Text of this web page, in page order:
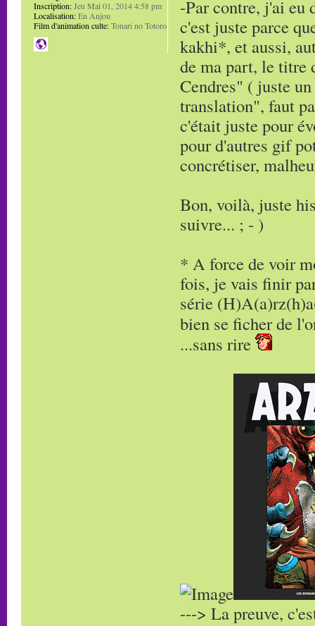
-Par contre, j'ai eu
c'est juste parce
kakhi*, et aussi,
de ma part, le titre
Cendres" ( juste
translation", faut
c'était juste pour
pour d'autres gif
concrétiser,
Bon, voilà, juste
suivre... ; - )
* A force de voir
fois, je vais finir
série
bien se ficher de
...sans rire
---> La preuve,
Inscription:Jeu Mai 01, 2014 4:58 pm
Localisation:En Anjou
Film d'animation culte:Tonari no Totoro